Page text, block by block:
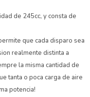
de 245cc, y consta de
que cada disparo sea
realmente distinta a
la misma cantidad de
tanta o poca carga de aire
potencia!